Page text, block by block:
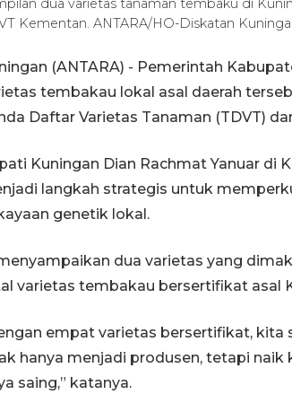
dua varietas tanaman tembaku di
Kementan. ANTARA/HO-Diskatan
(ANTARA) - Pemerintah
tembakau lokal asal daerah
Daftar Varietas Tanaman (TDVT)
Kuningan Dian Rachmat Yanuar di
langkah strategis untuk
genetik lokal.
dua varietas yang
varietas tembakau bersertifikat asal
empat varietas bersertifikat,
hanya menjadi produsen, tetapi
saing,” katanya.